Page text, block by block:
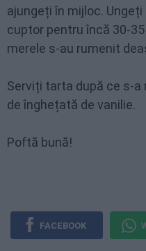
ajungeți în mijloc.
cuptor pentru încă 30-
merele s-au rumenit
Serviți tarta după ce s-a
de înghețată de vanilie.
Poftă bună!
FACEBOOK